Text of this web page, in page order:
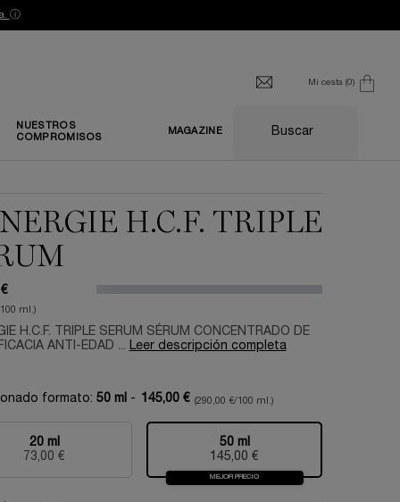
ⓘ
Mi cesta 0
0 producto
NUESTROS
COMPROMISOS
MAGAZINE Buscar
H.C.F. TRIPLE
ml.)
H.C.F. TRIPLE SERUM SÉRUM CONCENTRADO DE
ANTI-EDAD ... Leer descripción completa
formato: 50 ml - 145,00 € (290,00 €/100 ml.)
Selecionado
20 ml
73,00 €
, 1 of 2 Selecionado
50 ml
145,00 €
MEJOR PRECIO
, 2 of 2